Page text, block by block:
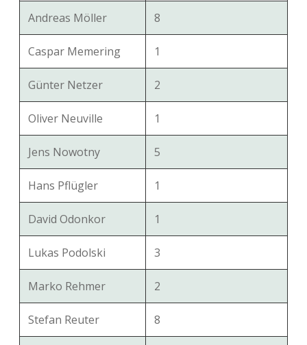
Andreas Möller 8
Caspar Memering 1
Günter Netzer 2
Oliver Neuville 1
Jens Nowotny 5
Hans Pflügler 1
David Odonkor 1
Lukas Podolski 3
Marko Rehmer 2
Stefan Reuter 8